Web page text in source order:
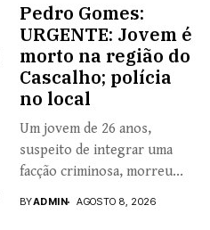
Pedro Gomes:
URGENTE: Jovem é
morto na região do
Cascalho; polícia
no local
Um jovem de 26 anos,
suspeito de integrar uma
facção criminosa, morreu...
BYADMIN AGOSTO 8, 2026